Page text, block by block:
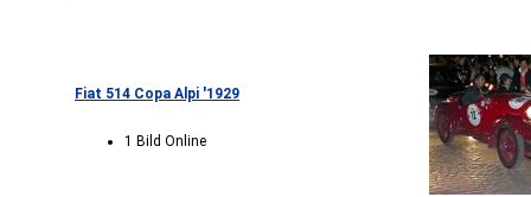
Fiat 514 Copa Alpi '1929
1 Bild Online